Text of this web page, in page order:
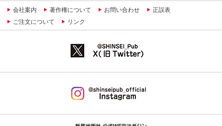
会社案内 著作権について お問い合わせ
正誤表
ご注文について
リンク